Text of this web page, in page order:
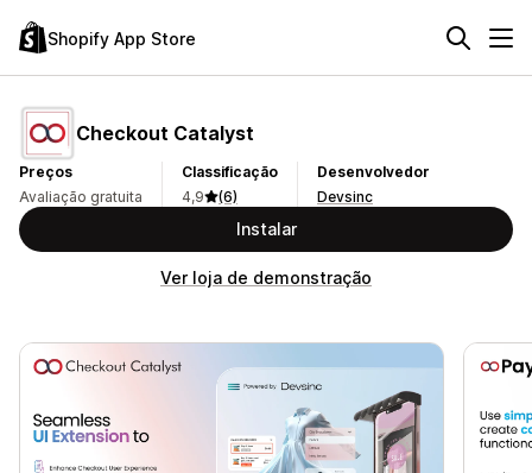
Shopify App Store
Checkout Catalyst
Preços
Avaliação gratuita
Classificação
4,9
(6)
Desenvolvedor
Devsinc
Instalar
Ver loja de demonstração